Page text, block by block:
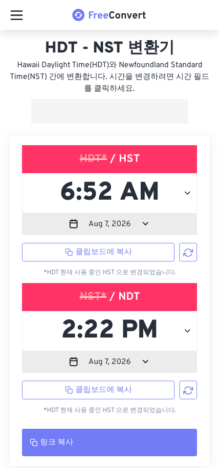
HDT - NST 변환기
Hawaii Daylight Time(HDT)와 Newfoundland Standard
Time(NST) 간에 변환합니다. 시간을 변경하려면 시간 필드
를 클릭하세요.
HDT*/ HST
클립보드에 복사
*HDT 현재 사용 중인 HST 으로 변경되었습니다.
NST*/ NDT
클립보드에 복사
*HDT 현재 사용 중인 HST 으로 변경되었습니다.
링크 복사